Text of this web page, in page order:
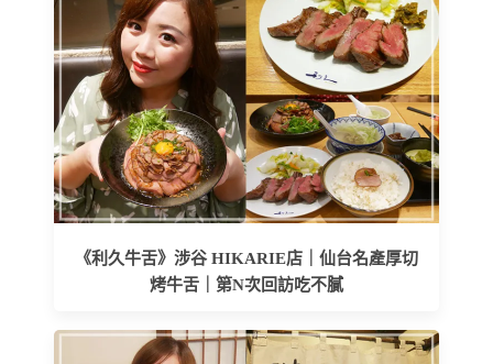
《利久牛舌》涉谷 HIKARIE店｜仙台名產厚切
烤牛舌｜第N次回訪吃不膩